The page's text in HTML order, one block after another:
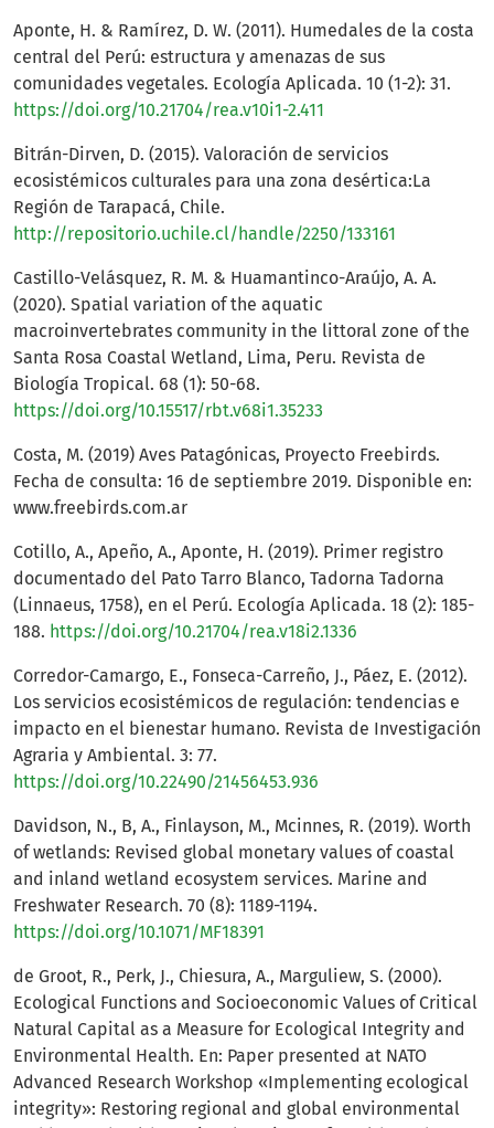
Aponte, H. & Ramírez, D. W. (2011). Humedales de la costa
central del Perú: estructura y amenazas de sus
comunidades vegetales. Ecología Aplicada. 10 (1-2): 31.
https://doi.org/10.21704/rea.v10i1-2.411
Bitrán-Dirven, D. (2015). Valoración de servicios
ecosistémicos culturales para una zona desértica:La
Región de Tarapacá, Chile.
http://repositorio.uchile.cl/handle/2250/133161
Castillo-Velásquez, R. M. & Huamantinco-Araújo, A. A.
(2020). Spatial variation of the aquatic
macroinvertebrates community in the littoral zone of the
Santa Rosa Coastal Wetland, Lima, Peru. Revista de
Biología Tropical. 68 (1): 50-68.
https://doi.org/10.15517/rbt.v68i1.35233
Costa, M. (2019) Aves Patagónicas, Proyecto Freebirds.
Fecha de consulta: 16 de septiembre 2019. Disponible en:
www.freebirds.com.ar
Cotillo, A., Apeño, A., Aponte, H. (2019). Primer registro
documentado del Pato Tarro Blanco, Tadorna Tadorna
(Linnaeus, 1758), en el Perú. Ecología Aplicada. 18 (2): 185-
188. https://doi.org/10.21704/rea.v18i2.1336
Corredor-Camargo, E., Fonseca-Carreño, J., Páez, E. (2012).
Los servicios ecosistémicos de regulación: tendencias e
impacto en el bienestar humano. Revista de Investigación
Agraria y Ambiental. 3: 77.
https://doi.org/10.22490/21456453.936
Davidson, N., B, A., Finlayson, M., Mcinnes, R. (2019). Worth
of wetlands: Revised global monetary values of coastal
and inland wetland ecosystem services. Marine and
Freshwater Research. 70 (8): 1189-1194.
https://doi.org/10.1071/MF18391
de Groot, R., Perk, J., Chiesura, A., Marguliew, S. (2000).
Ecological Functions and Socioeconomic Values of Critical
Natural Capital as a Measure for Ecological Integrity and
Environmental Health. En: Paper presented at NATO
Advanced Research Workshop «Implementing ecological
integrity»: Restoring regional and global environmental